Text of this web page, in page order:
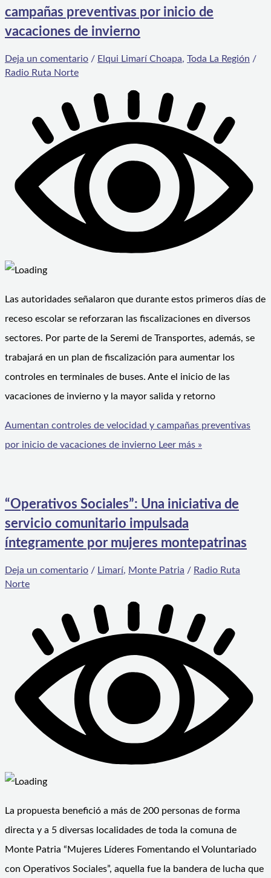
campañas preventivas por inicio de
vacaciones de invierno
Deja un comentario / Elqui Limarí Choapa, Toda La Región /
Radio Ruta Norte
Las autoridades señalaron que durante estos primeros días de
receso escolar se reforzaran las fiscalizaciones en diversos
sectores. Por parte de la Seremi de Transportes, además, se
trabajará en un plan de fiscalización para aumentar los
controles en terminales de buses. Ante el inicio de las
vacaciones de invierno y la mayor salida y retorno
Aumentan controles de velocidad y campañas preventivas
por inicio de vacaciones de invierno Leer más »
“Operativos Sociales”: Una iniciativa de
servicio comunitario impulsada
íntegramente por mujeres montepatrinas
Deja un comentario / Limarí, Monte Patria / Radio Ruta
Norte
La propuesta benefició a más de 200 personas de forma
directa y a 5 diversas localidades de toda la comuna de
Monte Patria “Mujeres Líderes Fomentando el Voluntariado
con Operativos Sociales”, aquella fue la bandera de lucha que